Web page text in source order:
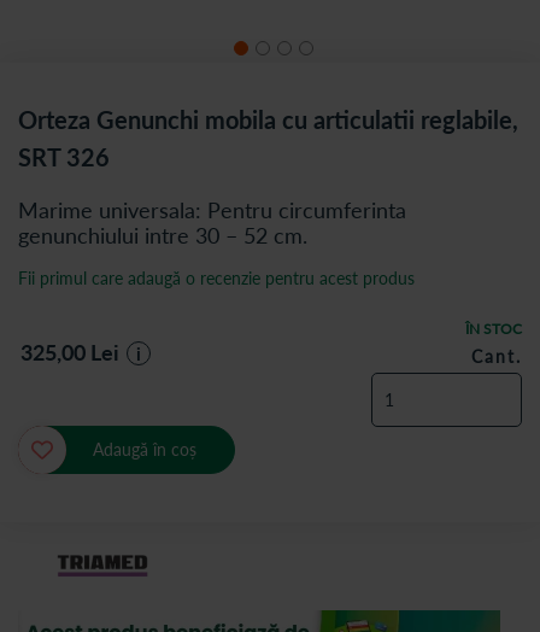
Orteza Genunchi mobila cu articulatii reglabile,
SRT 326
Marime universala: Pentru circumferinta
genunchiului intre 30 – 52 cm.
ÎN STOC
Fii primul care adaugă o recenzie pentru acest produs
325,00 Lei i Cant.
Adaugă în coș